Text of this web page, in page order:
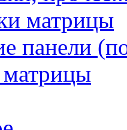
матрицы
панели